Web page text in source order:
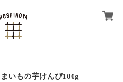
いもの芋けんぴ100g